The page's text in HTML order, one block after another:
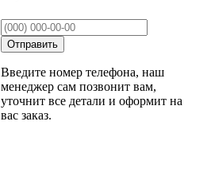
Введите номер телефона, наш
менеджер сам позвонит вам,
уточнит все детали и оформит на
вас заказ.